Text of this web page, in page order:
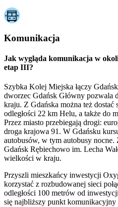
Komunikacja
Jak wygląda komunikacja w
etap III?
Szybka Kolej Miejska łączy
dworzec Gdańsk Główny pozwala
kraju. Z Gdańska można też dostać
odległości 22 km Helu, a także do
Przez miasto przebiegają drogi:
droga krajowa 91. W Gdańsku
autobusów, w tym autobusy
Gdańsk Rębiechowo im. Lecha
wielkości w kraju.
Przyszli mieszkańcy inwestycji
korzystać z rozbudowanej sieci
odległości 100 metrów od
się najbliższy punkt